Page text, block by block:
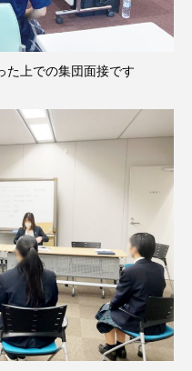
た上での集団面接です